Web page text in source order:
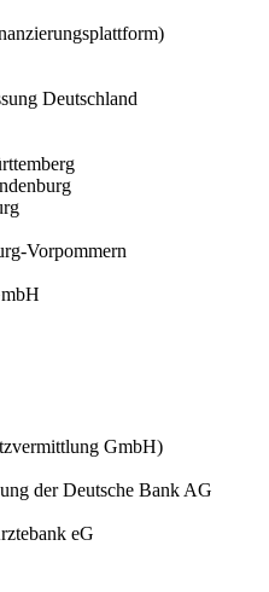
Deutschland
Vorpommern
GmbH)
der Deutsche Bank AG
eG